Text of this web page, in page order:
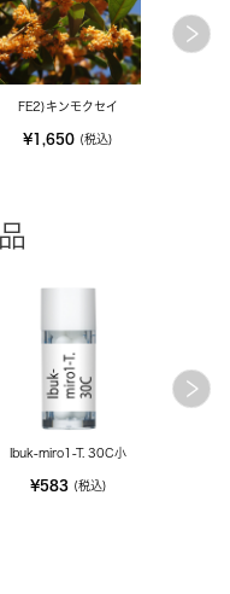
FE2)キンモクセイ
¥1,650 (税込)
Ibuk-miro1-T. 30C小
¥583 (税込)